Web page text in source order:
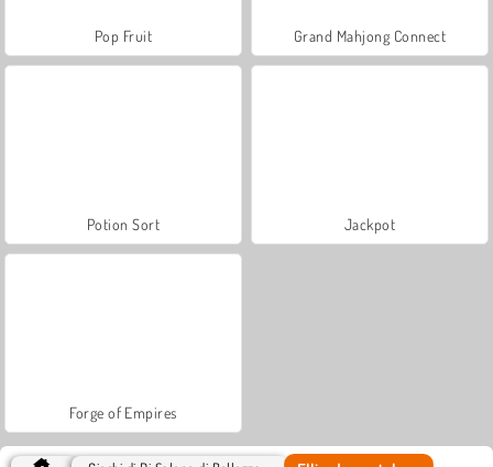
Pop Fruit Grand Mahjong Connect
Potion Sort Jackpot
Forge of Empires